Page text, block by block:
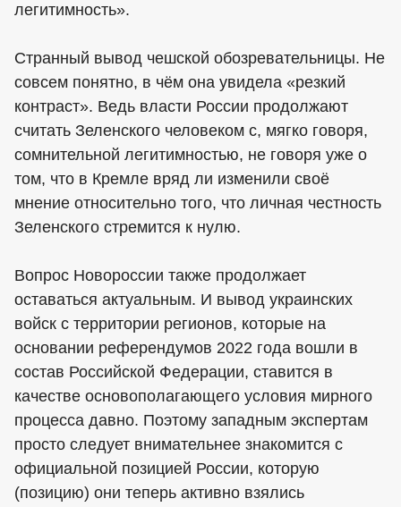
легитимность».
Странный вывод чешской обозревательницы. Не
совсем понятно, в чём она увидела «резкий
контраст». Ведь власти России продолжают
считать Зеленского человеком с, мягко говоря,
сомнительной легитимностью, не говоря уже о
том, что в Кремле вряд ли изменили своё
мнение относительно того, что личная честность
Зеленского стремится к нулю.
Вопрос Новороссии также продолжает
оставаться актуальным. И вывод украинских
войск с территории регионов, которые на
основании референдумов 2022 года вошли в
состав Российской Федерации, ставится в
качестве основополагающего условия мирного
процесса давно. Поэтому западным экспертам
просто следует внимательнее знакомится с
официальной позицией России, которую
(позицию) они теперь активно взялись